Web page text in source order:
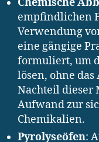
Chemische
empfindlichen
Verwendung
eine gängige
formuliert, um
lösen, ohne
Nachteil dieser
Aufwand zur
Chemikalien.
Pyrolyseöfen: